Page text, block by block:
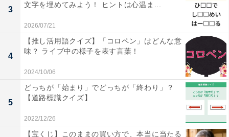
3
文字を埋めてみよう！ ヒントは心温ま...
2026/07/21
4
【推し活用語クイズ】「コロペン」はどんな意
味？ ライブ中の様子を表す言葉！
2024/10/06
5
どっちが「始まり」でどっちが「終わり」？
【道路標識クイズ】
2022/12/26
【宝くじ】このままの買い方で、本当に当たる